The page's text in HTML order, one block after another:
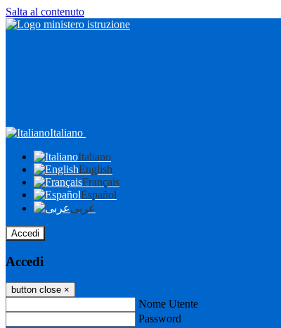
Salta al contenuto
Italiano
Italiano
English
Français
Español
عربى
Accedi
Accedi
button close ×
Nome Utente
Password